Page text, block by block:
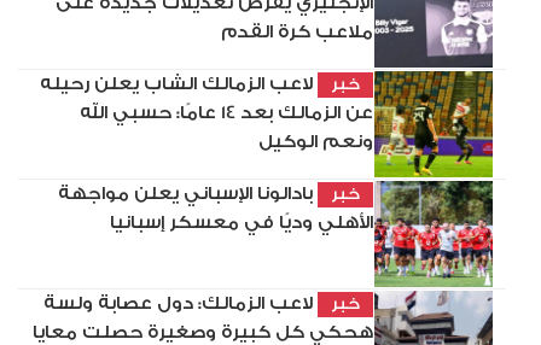
ملاعب كرة القدم
خبر
لاعب الزمالك الشاب يعلن رحيله
عن الزمالك بعد 14 عامًا: حسبي الله
ونعم الوكيل
خبر
بادالونا الإسباني يعلن مواجهة
الأهلي وديًا في معسكر إسبانيا
خبر
لاعب الزمالك: دول عصابة ولسة
هحكي كل كبيرة وصغيرة حصلت معايا